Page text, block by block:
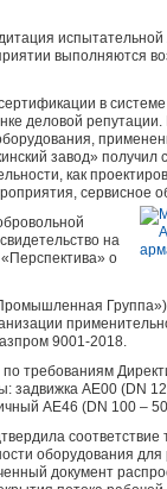
выполняются
в
деловой репутации.
завод»
как
сервисное
на
о
9001-2018.
требованиям
задвижка AE00 (DN
AE46 (DN 100 –
соответствие
оборудования
документ